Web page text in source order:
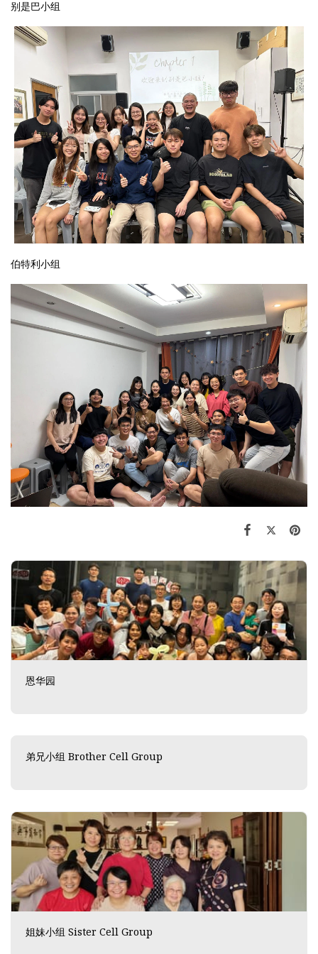
别是巴小组
伯特利小组
恩华园
弟兄小组 Brother Cell Group
姐妹小组 Sister Cell Group